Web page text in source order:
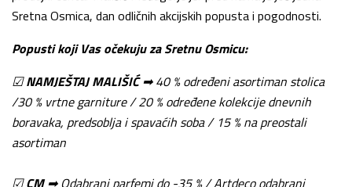
Sretna Osmica, dan odličnih akcijskih popusta i pogodnosti.
Popusti koji Vas očekuju za Sretnu Osmicu:
☑NAMJEŠTAJ MALIŠIĆ➡ 40 % određeni asortiman stolica
/30 % vrtne garniture / 20 % određene kolekcije dnevnih
boravaka, predsoblja i spavaćih soba / 15 % na preostali
asortiman
☑CM➡ Odabrani parfemi do -35 % / Artdeco odabrani